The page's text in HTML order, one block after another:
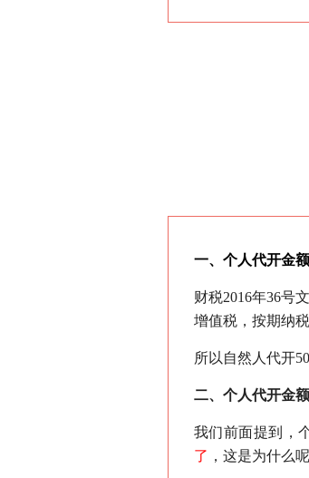
一、个人代开金
财税2016年36号
增值税，按期纳
所以自然人代开
二、个人代开金
我们前面提到，
了 ，这是为什么